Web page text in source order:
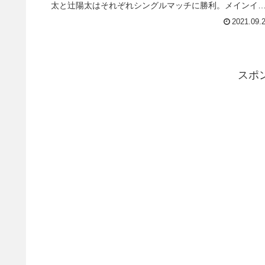
太と辻陽太はそれぞれシングルマッチに勝利。メインイベ
ントではウィル・オスプレイがリッキー・ナイト・ジュニ
アを相手にブリティッシュ・ヘビー級王座のタイトルマッ
スポ